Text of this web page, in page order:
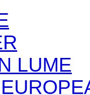
LUME